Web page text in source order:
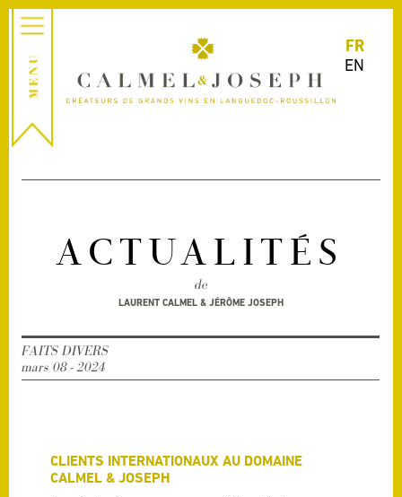
FR
EN
ACTUALITÉS
de
LAURENT CALMEL & JÉRÔME JOSEPH
FAITS DIVERS
mars 08 - 2024
CLIENTS INTERNATIONAUX AU DOMAINE
CALMEL & JOSEPH